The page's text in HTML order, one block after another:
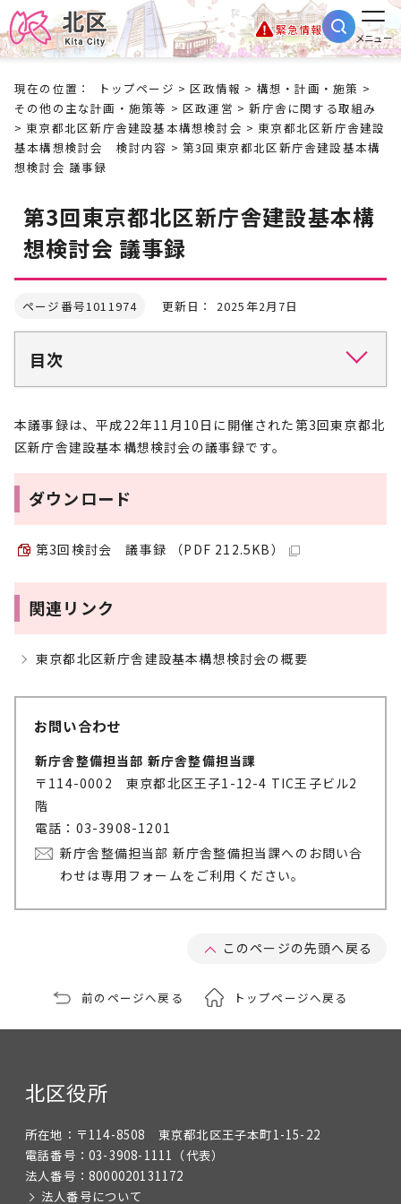
緊急情報
メニュー
現在の位置： トップページ >区政情報 > 構想・計画・施策 >
その他の主な計画・施策等 >区政運営 >新庁舎に関する取組み
> 東京都北区新庁舎建設基本構想検討会 > 東京都北区新庁舎建設
基本構想検討会 検討内容 > 第3回東京都北区新庁舎建設基本構
想検討会 議事録
第3回東京都北区新庁舎建設基本構
想検討会 議事録
ページ番号1011974 更新日： 2025年2月7日
目次
本議事録は、平成22年11月10日に開催された第3回東京都北
区新庁舎建設基本構想検討会の議事録です。
ダウンロード
第3回検討会 議事録 （PDF 212.5KB）
関連リンク
東京都北区新庁舎建設基本構想検討会の概要
お問い合わせ
新庁舎整備担当部 新庁舎整備担当課
〒114-0002 東京都北区王子1-12-4 TIC王子ビル2
階
電話：03-3908-1201
新庁舎整備担当部 新庁舎整備担当課へのお問い合
わせは専用フォームをご利用ください。
このページの先頭へ戻る
前のページへ戻る トップページへ戻る
北区役所
所在地： 〒114-8508 東京都北区王子本町1-15-22
電話番号： 03-3908-1111 （代表）
法人番号： 8000020131172
法人番号について